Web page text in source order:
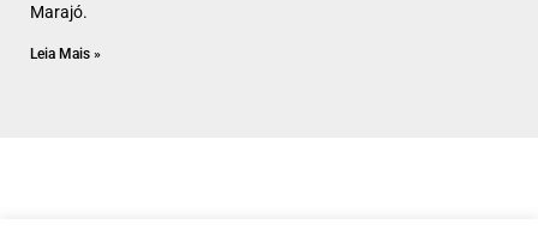
Marajó.
Leia Mais »